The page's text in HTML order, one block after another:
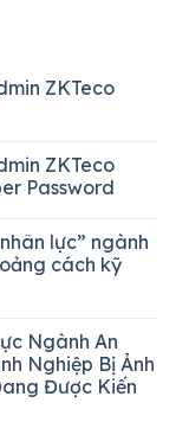
ZKTeco
ZKTeco
Password
lực” ngành
cách kỹ
Ngành An
Nghiệp Bị Ảnh
Được Kiến